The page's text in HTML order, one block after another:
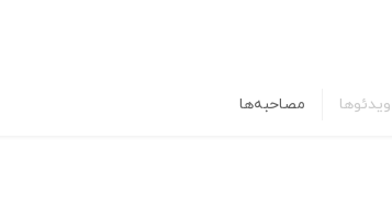
مصاحبه‌ها